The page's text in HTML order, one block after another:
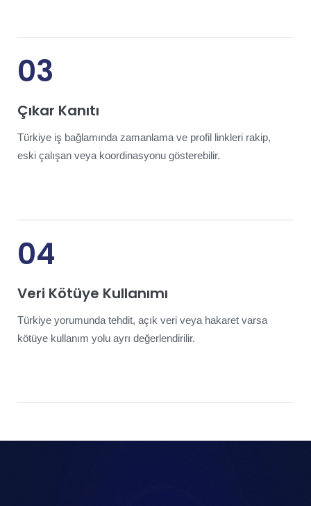
03
Çıkar Kanıtı
Türkiye iş bağlamında zamanlama ve profil linkleri rakip,
eski çalışan veya koordinasyonu gösterebilir.
04
Veri Kötüye Kullanımı
Türkiye yorumunda tehdit, açık veri veya hakaret varsa
kötüye kullanım yolu ayrı değerlendirilir.